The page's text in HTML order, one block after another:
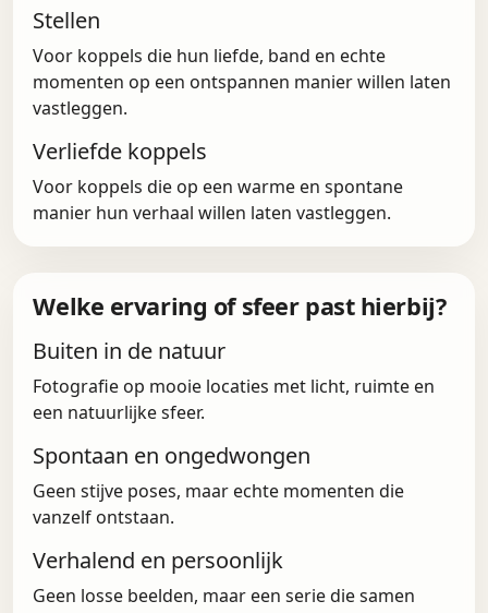
Stellen
Voor koppels die hun liefde, band en echte
momenten op een ontspannen manier willen laten
vastleggen.
Verliefde koppels
Voor koppels die op een warme en spontane
manier hun verhaal willen laten vastleggen.
Welke ervaring of sfeer past hierbij?
Buiten in de natuur
Fotografie op mooie locaties met licht, ruimte en
een natuurlijke sfeer.
Spontaan en ongedwongen
Geen stijve poses, maar echte momenten die
vanzelf ontstaan.
Verhalend en persoonlijk
Geen losse beelden, maar een serie die samen